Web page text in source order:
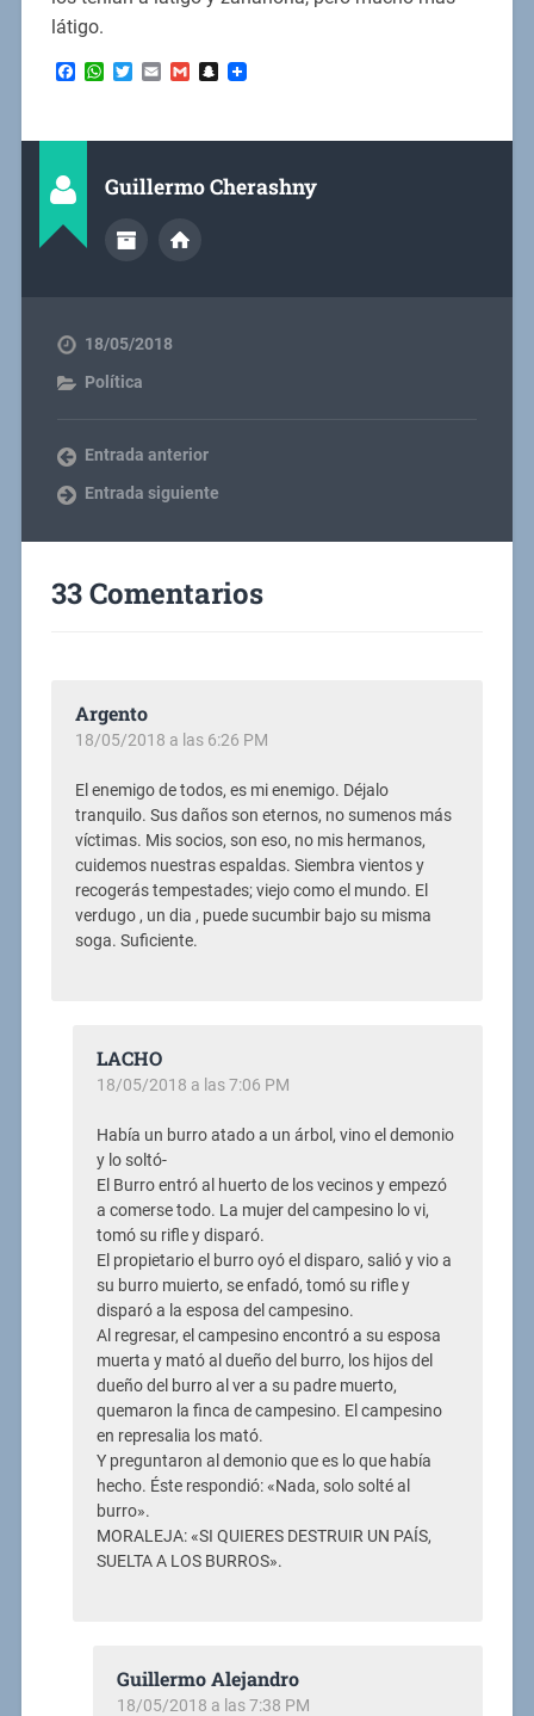
látigo.
Facebook
WhatsApp
Twitter
EmailGmailSnapchat
Guillermo Cherashny
18/05/2018
Política
Entrada anterior
Entrada siguiente
33 Comentarios
Argento
18/05/2018 a las 6:26 PM
El enemigo de todos, es mi enemigo. Déjalo
tranquilo. Sus daños son eternos, no sumenos más
víctimas. Mis socios, son eso, no mis hermanos,
cuidemos nuestras espaldas. Siembra vientos y
recogerás tempestades; viejo como el mundo. El
verdugo , un dia , puede sucumbir bajo su misma
soga. Suficiente.
LACHO
18/05/2018 a las 7:06 PM
Había un burro atado a un árbol, vino el demonio
y lo soltó-
El Burro entró al huerto de los vecinos y empezó
a comerse todo. La mujer del campesino lo vi,
tomó su rifle y disparó.
El propietario el burro oyó el disparo, salió y vio a
su burro muierto, se enfadó, tomó su rifle y
disparó a la esposa del campesino.
Al regresar, el campesino encontró a su esposa
muerta y mató al dueño del burro, los hijos del
dueño del burro al ver a su padre muerto,
quemaron la finca de campesino. El campesino
en represalia los mató.
Y preguntaron al demonio que es lo que había
hecho. Éste respondió: «Nada, solo solté al
burro».
MORALEJA: «SI QUIERES DESTRUIR UN PAÍS,
SUELTA A LOS BURROS».
Guillermo Alejandro
18/05/2018 a las 7:38 PM